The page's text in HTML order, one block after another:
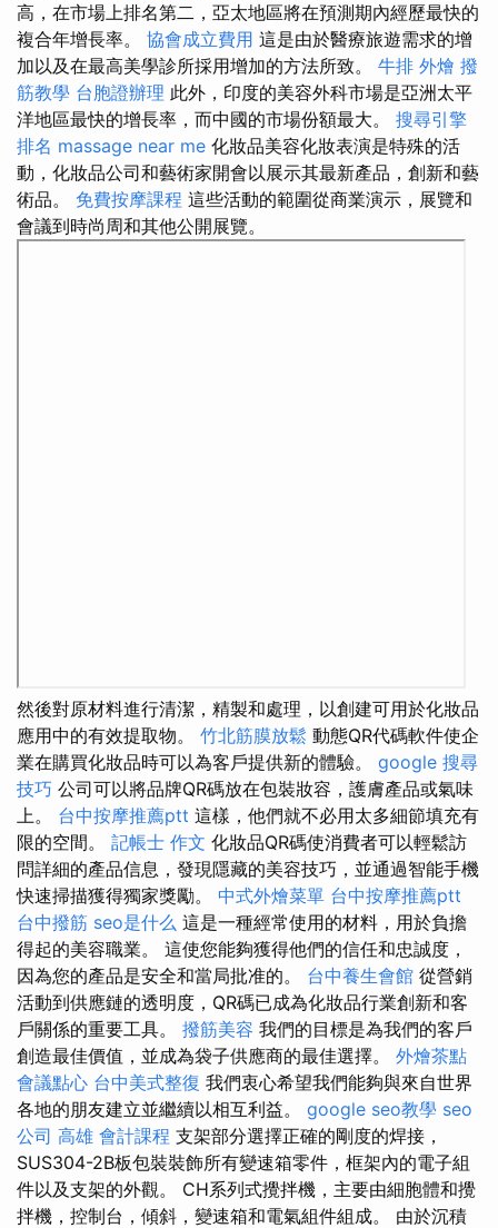
高，在市場上排名第二，亞太地區將在預測期內經歷最快的
複合年增長率。 協會成立費用 這是由於醫療旅遊需求的增
加以及在最高美學診所採用增加的方法所致。 牛排 外燴 撥
筋教學 台胞證辦理 此外，印度的美容外科市場是亞洲太平
洋地區最快的增長率，而中國的市場份額最大。 搜尋引擎
排名 massage near me 化妝品美容化妝表演是特殊的活
動，化妝品公司和藝術家開會以展示其最新產品，創新和藝
術品。 免費按摩課程 這些活動的範圍從商業演示，展覽和
會議到時尚周和其他公開展覽。
然後對原材料進行清潔，精製和處理，以創建可用於化妝品
應用中的有效提取物。 竹北筋膜放鬆 動態QR代碼軟件使企
業在購買化妝品時可以為客戶提供新的體驗。 google 搜尋
技巧 公司可以將品牌QR碼放在包裝妝容，護膚產品或氣味
上。 台中按摩推薦ptt 這樣，他們就不必用太多細節填充有
限的空間。 記帳士 作文 化妝品QR碼使消費者可以輕鬆訪
問詳細的產品信息，發現隱藏的美容技巧，並通過智能手機
快速掃描獲得獨家獎勵。 中式外燴菜單 台中按摩推薦ptt
台中撥筋 seo是什么 這是一種經常使用的材料，用於負擔
得起的美容職業。 這使您能夠獲得他們的信任和忠誠度，
因為您的產品是安全和當局批准的。 台中養生會館 從營銷
活動到供應鏈的透明度，QR碼已成為化妝品行業創新和客
戶關係的重要工具。 撥筋美容 我們的目標是為我們的客戶
創造最佳價值，並成為袋子供應商的最佳選擇。 外燴茶點
會議點心 台中美式整復 我們衷心希望我們能夠與來自世界
各地的朋友建立並繼續以相互利益。 google seo教學 seo
公司 高雄 會計課程 支架部分選擇正確的剛度的焊接，
SUS304-2B板包裝裝飾所有變速箱零件，框架內的電子組
件以及支架的外觀。 CH系列式攪拌機，主要由細胞體和攪
拌機，控制台，傾斜，變速箱和電氣組件組成。 由於沉積